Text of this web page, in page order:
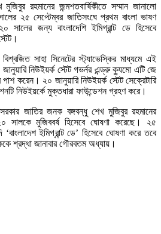
রহমানের জন্মশতবার্ষিকীতে সম্মান জানালো
২৫ সেপ্টেম্বর জাতিসংঘে প্রথম বাংলা ভাষণ
সালের জন্য বাংলাদেশি ইমিগ্রান্ট ডে হিসেবে
বিশ্বজিত সাহা সিনেটের স্ট্যাভেস্কির মাধ্যমে এই
নিউইয়র্ক স্টেট গভর্নর এন্ড্রু ক্যুমো এটি জে
করেন। ২০ জানুয়ারি নিউইয়র্ক স্টেট সেক্রেটারি
নিউইয়র্কে মুক্তধারা ফাউন্ডেশন গ্রহণ করে।
জাতির জনক বঙ্গবন্ধু শেখ মুজিবুর রহমানের
সালকে মুজিববর্ষ হিসেবে ঘোষণা করেছে। ২৫
‘বাংলাদেশ ইমিগ্রান্ট ডে’ হিসেবে ঘোষণা করে তবে
শ্রদ্ধা জানাবার গৌরবতম অধ্যায়।